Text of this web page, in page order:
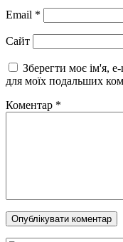
Email *
Сайт
Зберегти моє ім'я,
для моїх подальших
Коментар *